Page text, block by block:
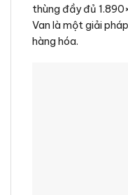
thùng đầy đủ
Van là một giải
hàng hóa.